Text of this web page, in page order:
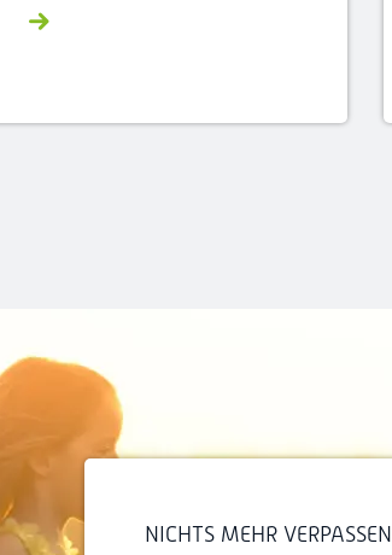
NICHTS MEHR VERPASSEN